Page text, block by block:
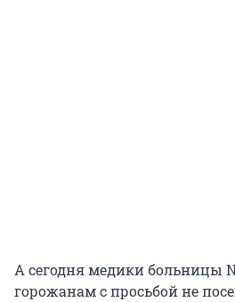
А сегодня медики больницы
горожанам с просьбой не